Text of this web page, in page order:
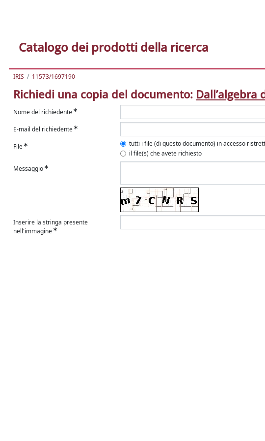
Catalogo dei prodotti della ricerca
IRIS 11573/1697190
Richiedi una copia del documento:
Nome del richiedente
E-mail del richiedente
File
tutti i file (di questo documento) in accesso
il file(s) che avete richiesto
Messaggio
Inserire la stringa presente
nell'immagine